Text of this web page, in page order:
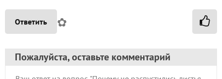
Ответить ✿
Пожалуйста, оставьте комментарий